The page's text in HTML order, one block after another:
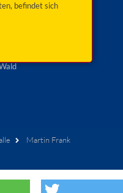
befindet sich
Allegro Süd
Martin Frank